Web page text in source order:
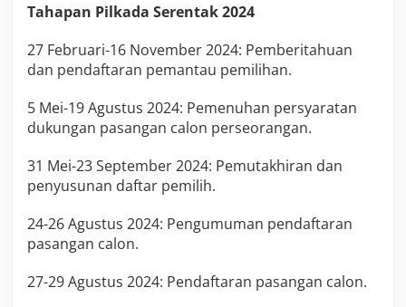
a
i
t
a
A
S
N
Tahapan Pilkada Serentak 2024
27 Februari-16 November 2024: Pemberitahuan
dan pendaftaran pemantau pemilihan.
5 Mei-19 Agustus 2024: Pemenuhan persyaratan
dukungan pasangan calon perseorangan.
31 Mei-23 September 2024: Pemutakhiran dan
penyusunan daftar pemilih.
24-26 Agustus 2024: Pengumuman pendaftaran
pasangan calon.
27-29 Agustus 2024: Pendaftaran pasangan calon.